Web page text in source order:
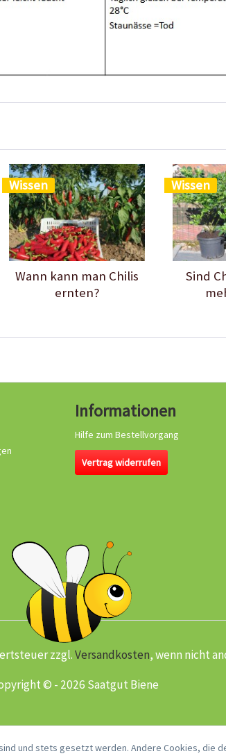
Wissen
Wann kann man Chilis
ernten?
Wissen
Sind
Informationen
Hilfe zum Bestellvorgang
Vertrag widerrufen
zzgl.Versandkosten, wenn nicht
© - 2026 Saatgut Biene
und stets gesetzt werden. Andere Cookies, die